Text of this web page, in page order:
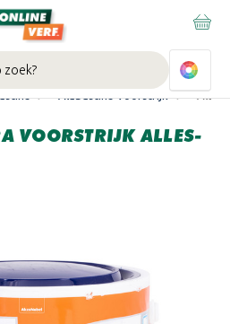
Bij besteding vanaf €100,- aan Sikkens
en/of lak.
actie >
Alabastine Voorstrijk
VOORSTRIJK ALLES-